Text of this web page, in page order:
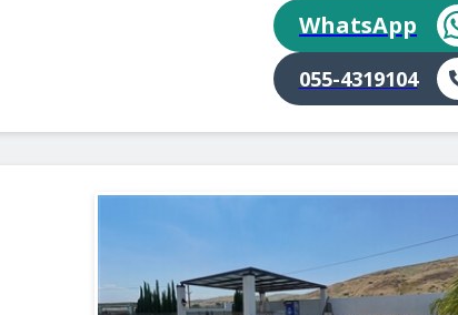
WhatsApp
055-4319104